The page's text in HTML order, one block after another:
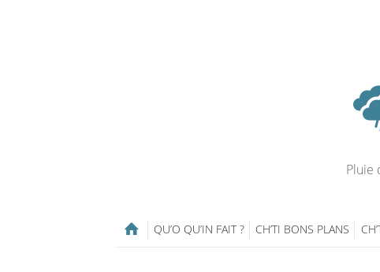
Pluie
QU’O QU’IN FAIT ? CH’TI BONS PLANS